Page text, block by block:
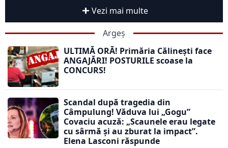
Vezi mai multe
Argeș
ULTIMĂ ORĂ! Primăria Călinești face
ANGAJĂRI! POSTURILE scoase la
CONCURS!
Scandal după tragedia din
Câmpulung! Văduva lui „Gogu”
Covaciu acuză: „Scaunele erau legate
cu sârmă și au zburat la impact”.
Elena Lasconi răspunde